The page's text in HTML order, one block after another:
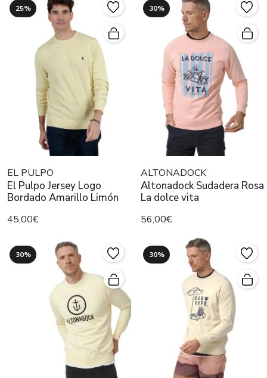
25%
EL PULPO
El Pulpo Jersey Logo
Bordado Amarillo Limón
45,00€
30%
ALTONADOCK
Altonadock Sudadera Rosa
La dolce vita
56,00€
30% 30%